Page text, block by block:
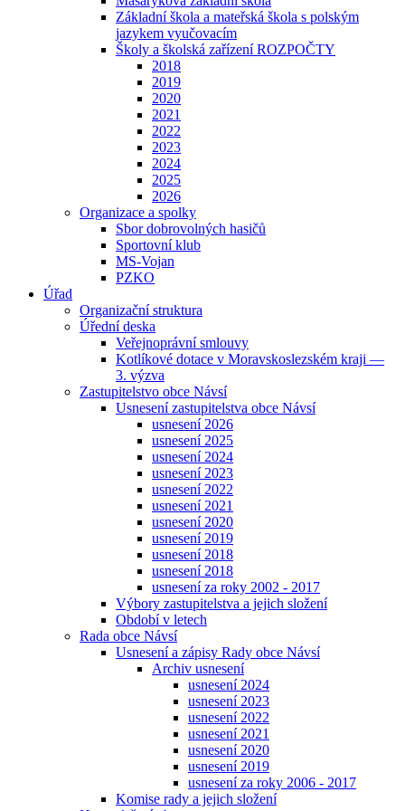
Základní škola a mateřská škola s polským
jazykem vyučovacím
Školy a školská zařízení ROZPOČTY
2018
2019
2020
2021
2022
2023
2024
2025
2026
Organizace a spolky
Sbor dobrovolných hasičů
Sportovní klub
MS-Vojan
PZKO
Úřad
Organizační struktura
Úřední deska
Veřejnoprávní smlouvy
Kotlíkové dotace v Moravskoslezském kraji —
3. výzva
Zastupitelstvo obce Návsí
Usnesení zastupitelstva obce Návsí
usnesení 2026
usnesení 2025
usnesení 2024
usnesení 2023
usnesení 2022
usnesení 2021
usnesení 2020
usnesení 2019
usnesení 2018
usnesení 2018
usnesení za roky 2002 - 2017
Výbory zastupitelstva a jejich složení
Období v letech
Rada obce Návsí
Usnesení a zápisy Rady obce Návsí
Archiv usnesení
usnesení 2024
usnesení 2023
usnesení 2022
usnesení 2021
usnesení 2020
usnesení 2019
usnesení za roky 2006 - 2017
Komise rady a jejich složení